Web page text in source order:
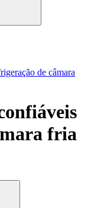
de câmara
fria